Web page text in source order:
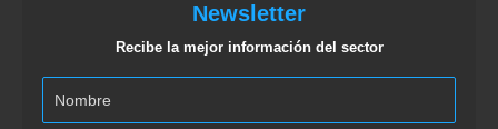
Newsletter
Recibe la mejor información del sector